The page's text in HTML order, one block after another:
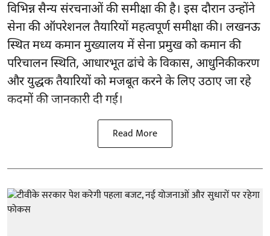
विभिन्न सैन्य संरचनाओं की समीक्षा की है। इस दौरान उन्होंने
सेना की ऑपरेशनल तैयारियों महत्वपूर्ण समीक्षा की। लखनऊ
स्थित मध्य कमान मुख्यालय में सेना प्रमुख को कमान की
परिचालन स्थिति, आधारभूत ढांचे के विकास, आधुनिकीकरण
और युद्धक तैयारियों को मजबूत करने के लिए उठाए जा रहे
कदमों की जानकारी दी गई।
Read More